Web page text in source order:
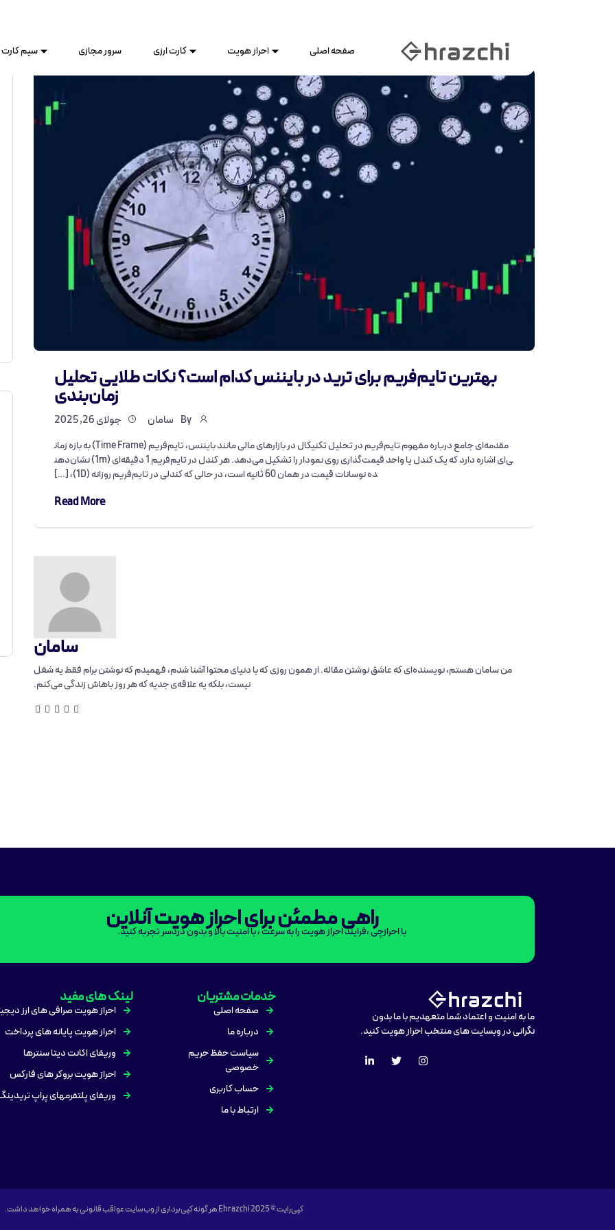
صفحه اصلی احراز هویت کارت ارزی سرور مجازی سیم کارت
بهترین تایم‌فریم برای ترید در بایننس کدام است؟ نکات طلایی تحلیل
زمان‌بندی
سامان جولای 26, 2025
مقدمه‌ای جامع درباره مفهوم تایم‌فریم در تحلیل تکنیکال در بازارهای مالی مانند بایننس، تایم‌فریم (Time Frame) به بازه زمان
ی‌ای اشاره دارد که یک کندل یا واحد قیمت‌گذاری روی نمودار را تشکیل می‌دهد. هر کندل در تایم‌فریم 1 دقیقه‌ای (1m) نشان‌دهن
ده نوسانات قیمت در همان 60 ثانیه است، در حالی که کندلی در تایم‌فریم روزانه (1D)، […]
Read More
سامان
من سامان هستم، نویسنده‌ای که عاشق نوشتن مقاله‌. از همون روزی که با دنیای محتوا آشنا شدم، فهمیدم که نوشتن برام فقط یه شغل
نیست، بلکه یه علاقه‌ی جدیه که هر روز باهاش زندگی می‌کنم.
راهی مطمئن برای احراز هویت آنلاین
با احرازچی ،فرایند احراز هویت را به سرعت ، با امنیت بالا و بدون دردسر تجربه کنید.
ما به امنیت و اعتماد شما متعهدیم با ما بدون
نگرانی در وبسایت های منتخب احراز هویت کنید.
خدمات مشتریان
صفحه اصلی
درباره ما
سیاست حفظ حریم
خصوصی
حساب کاربری
ارتباط با ما
لینک های مفید
احراز هویت صرافی های ارز
احراز هویت پایانه های پرداخت
وریفای اکانت دیتا سنترها
احراز هویت بروکر های فارکس
وریفای پلتفرمهای پراپ
کپی‌رایت © Ehrazchi 2025 هر گونه کپی‌برداری از وب‌سایت عواقب قانونی به همراه خواهد داشت.